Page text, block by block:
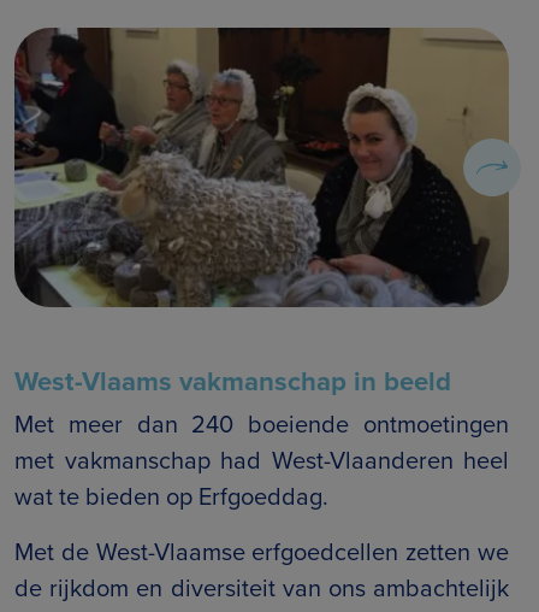
West-Vlaams vakmanschap in beeld
Met meer dan 240 boeiende ontmoetingen
met vakmanschap had West-Vlaanderen heel
wat te bieden op Erfgoeddag.
Met de West-Vlaamse erfgoedcellen zetten we
de rijkdom en diversiteit van ons ambachtelijk